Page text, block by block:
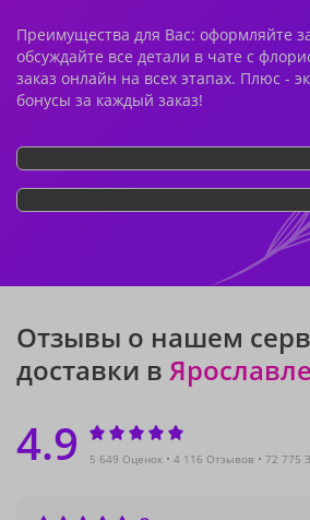
Преимущества для Вас: оформляйте
обсуждайте все детали в чате с
заказ онлайн на всех этапах. Плюс -
бонусы за каждый заказ!
Отзывы о нашем
доставки в Ярославле
4.9 5 649 Оценок 4 116 Отзывов 72 775